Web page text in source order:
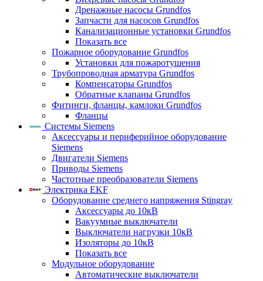
Дренажные насосы Grundfos
Запчасти для насосов Grundfos
Канализационные установки Grundfos
Показать все
Пожарное оборудование Grundfos
Установки для пожаротушения
Трубопроводная арматура Grundfos
Компенсаторы Grundfos
Обратные клапаны Grundfos
Фитинги, фланцы, камлоки Grundfos
Фланцы
Системы Siemens
Аксессуары и периферийное оборудование
Siemens
Двигатели Siemens
Приводы Siemens
Частотные преобразователи Siemens
Электрика EKF
Оборудование среднего напряжения Stingray
Аксессуары до 10кВ
Вакуумные выключатели
Выключатели нагрузки 10кВ
Изоляторы до 10кВ
Показать все
Модульное оборудование
Автоматические выключатели